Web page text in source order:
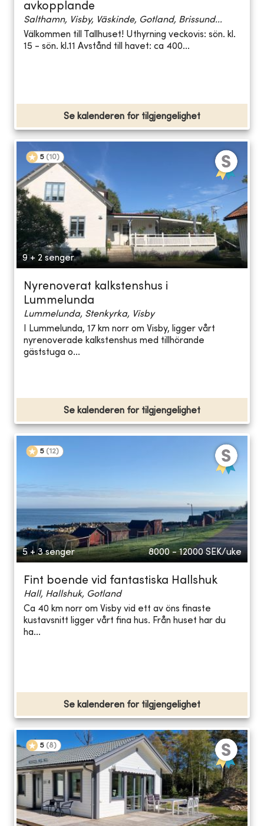
avkopplande
Salthamn, Visby, Väskinde, Gotland, Brissund...
Välkommen till Tallhuset! Uthyrning veckovis: sön. kl.
15 - sön. kl.11 Avstånd till havet: ca 400...
Se kalenderen for tilgjengelighet
5 (10)
9 + 2 senger
Nyrenoverat kalkstenshus i
Lummelunda
Lummelunda, Stenkyrka, Visby
I Lummelunda, 17 km norr om Visby, ligger vårt
nyrenoverade kalkstenshus med tillhörande
gäststuga o...
Se kalenderen for tilgjengelighet
5 (12)
5 + 3 senger 8000 - 12000 SEK/uke
Fint boende vid fantastiska Hallshuk
Hall, Hallshuk, Gotland
Ca 40 km norr om Visby vid ett av öns finaste
kustavsnitt ligger vårt fina hus. Från huset har du
ha...
Se kalenderen for tilgjengelighet
5 (8)